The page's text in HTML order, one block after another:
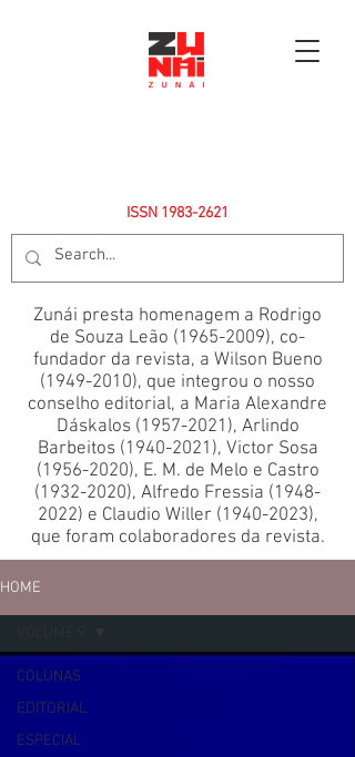
ISSN 1983-2621
Zunái presta homenagem a Rodrigo
de Souza Leão (1965-2009), co-
fundador da revista, a Wilson Bueno
(1949-2010), que integrou o nosso
conselho editorial, a Maria Alexandre
Dáskalos (1957-2021), Arlindo
Barbeitos (1940-2021), Victor Sosa
(1956-2020), E. M. de Melo e Castro
(1932-2020), Alfredo Fressia (1948-
2022) e Claudio Willer (1940-2023),
que foram colaboradores da revista.
HOME
COLUNAS
EDITORIAL
ESPECIAL